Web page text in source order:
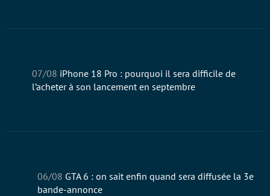
07/08 iPhone 18 Pro : pourquoi il sera difficile de
l’acheter à son lancement en septembre
06/08 GTA 6 : on sait enfin quand sera diffusée la 3e
bande-annonce